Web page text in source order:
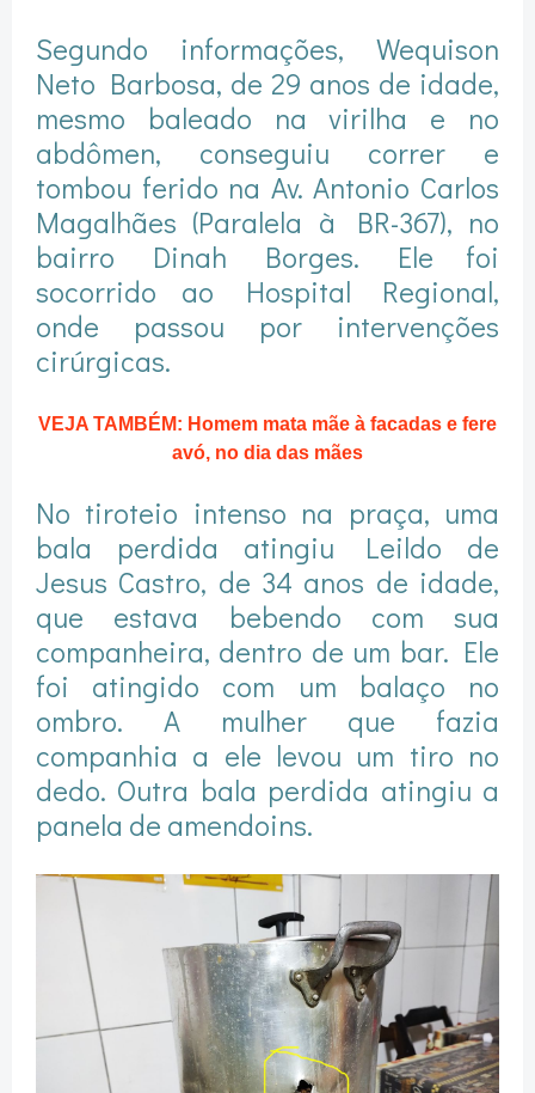
Segundo informações, Wequison
Neto Barbosa, de 29 anos de idade,
mesmo baleado na virilha e no
abdômen, conseguiu correr e
tombou ferido na Av. Antonio Carlos
Magalhães (Paralela à BR-367), no
bairro Dinah Borges. Ele foi
socorrido ao Hospital Regional,
onde passou por intervenções
cirúrgicas.
VEJA TAMBÉM: Homem mata mãe à facadas e fere
avó, no dia das mães
No tiroteio intenso na praça, uma
bala perdida atingiu Leildo de
Jesus Castro, de 34 anos de idade,
que estava bebendo com sua
companheira, dentro de um bar. Ele
foi atingido com um balaço no
ombro. A mulher que fazia
companhia a ele levou um tiro no
dedo. Outra bala perdida atingiu a
panela de amendoins.